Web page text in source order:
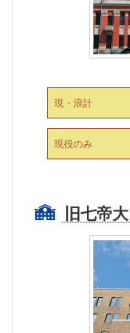
現・浪計
現役のみ
旧七帝大